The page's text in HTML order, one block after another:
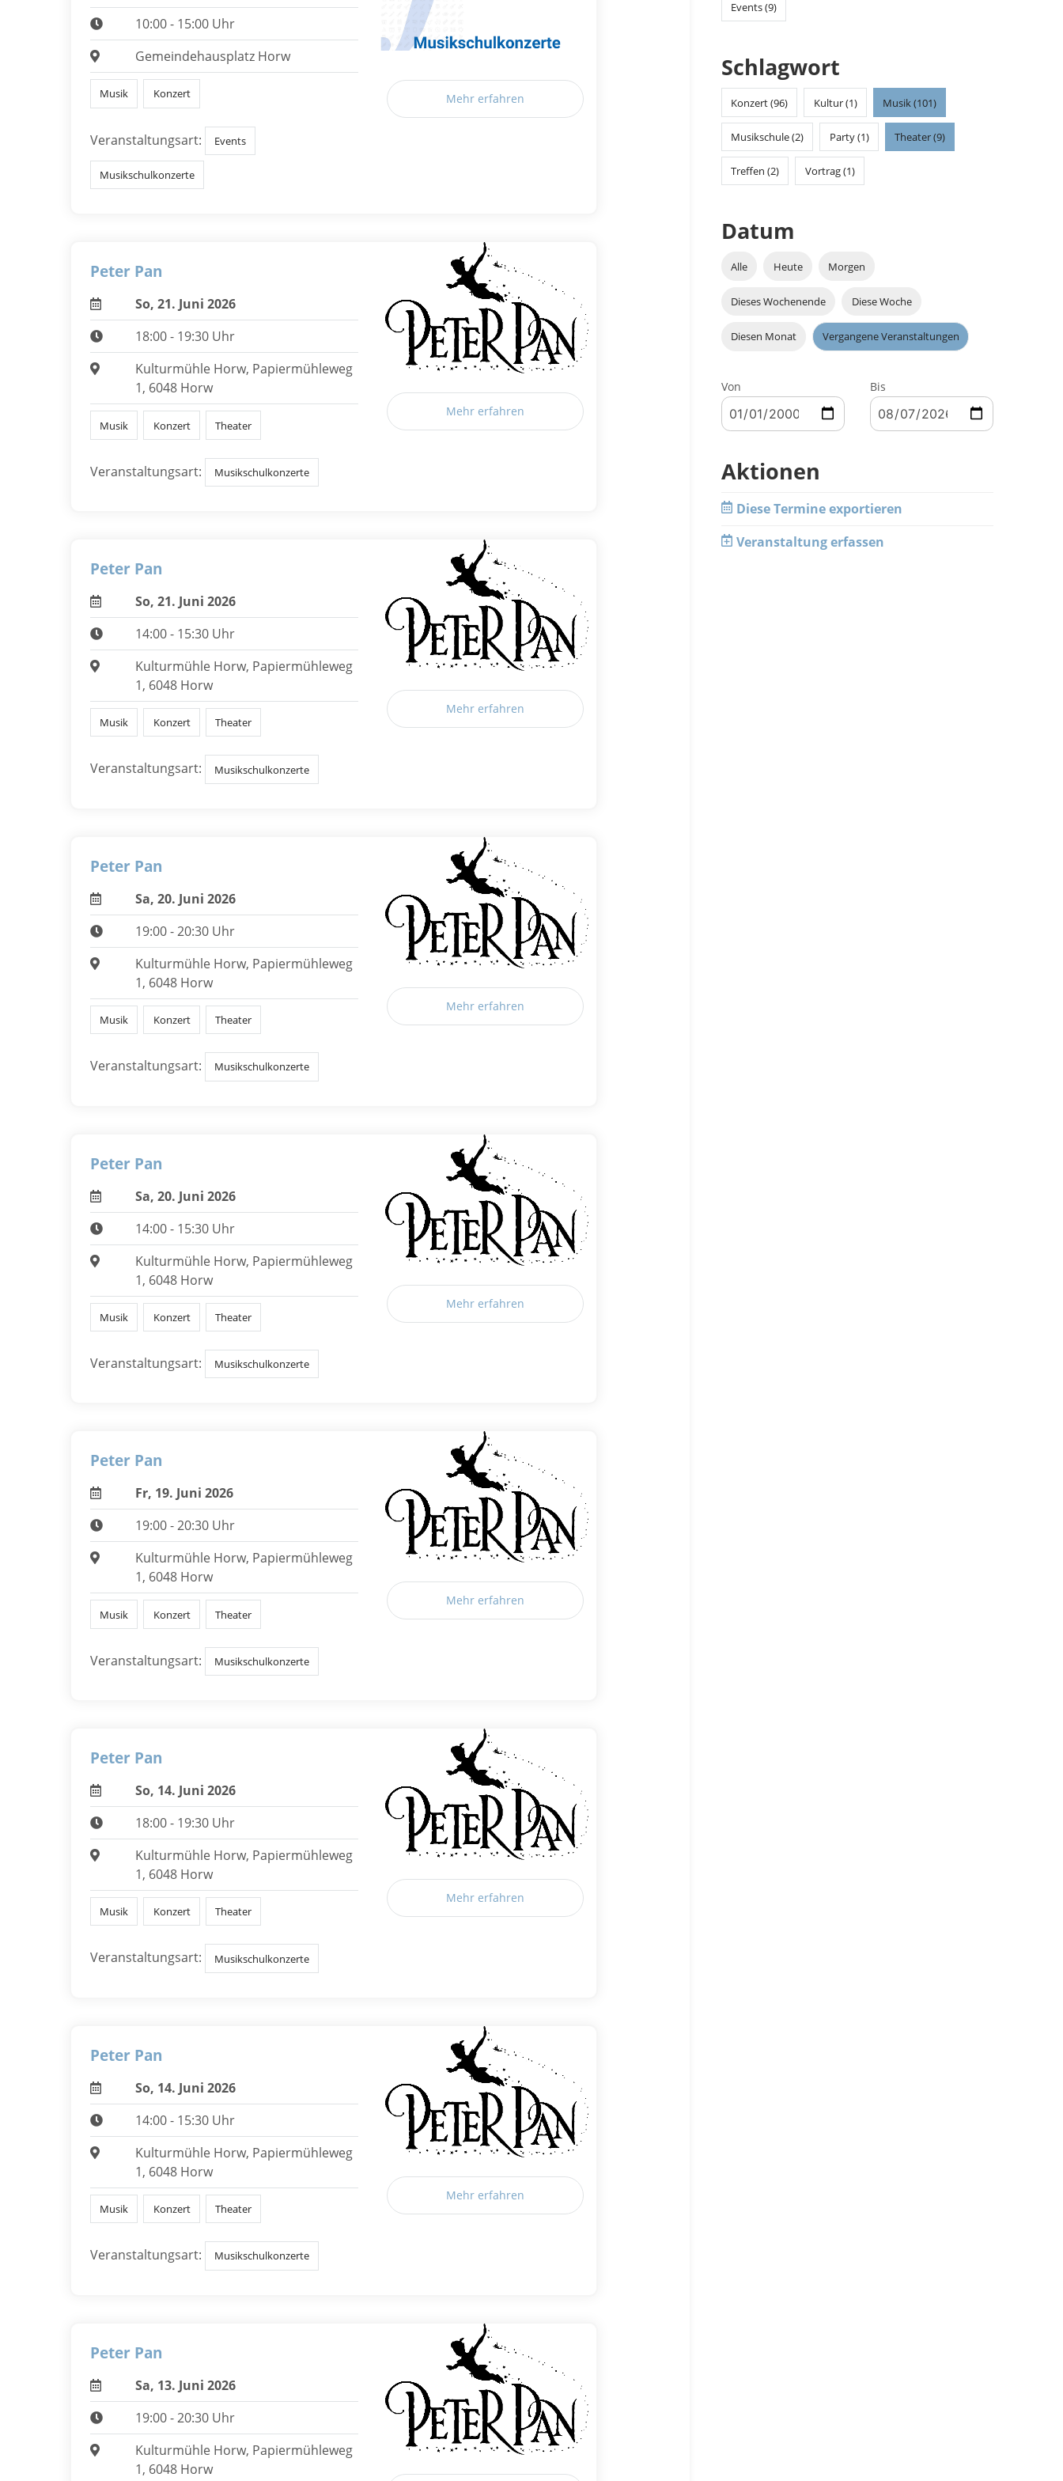
10:00 - 15:00 Uhr
Gemeindehausplatz Horw
Musik Konzert
Veranstaltungsart: Events
Musikschulkonzerte
Mehr erfahren
Peter Pan
So, 21. Juni 2026
18:00 - 19:30 Uhr
Kulturmühle Horw, Papiermühleweg
1, 6048 Horw
Musik Konzert Theater
Veranstaltungsart: Musikschulkonzerte
Mehr erfahren
Peter Pan
So, 21. Juni 2026
14:00 - 15:30 Uhr
Kulturmühle Horw, Papiermühleweg
1, 6048 Horw
Musik Konzert Theater
Veranstaltungsart: Musikschulkonzerte
Mehr erfahren
Peter Pan
Sa, 20. Juni 2026
19:00 - 20:30 Uhr
Kulturmühle Horw, Papiermühleweg
1, 6048 Horw
Musik Konzert Theater
Veranstaltungsart: Musikschulkonzerte
Mehr erfahren
Peter Pan
Sa, 20. Juni 2026
14:00 - 15:30 Uhr
Kulturmühle Horw, Papiermühleweg
1, 6048 Horw
Musik Konzert Theater
Veranstaltungsart: Musikschulkonzerte
Mehr erfahren
Peter Pan
Fr, 19. Juni 2026
19:00 - 20:30 Uhr
Kulturmühle Horw, Papiermühleweg
1, 6048 Horw
Musik Konzert Theater
Veranstaltungsart: Musikschulkonzerte
Mehr erfahren
Peter Pan
So, 14. Juni 2026
18:00 - 19:30 Uhr
Kulturmühle Horw, Papiermühleweg
1, 6048 Horw
Musik Konzert Theater
Veranstaltungsart: Musikschulkonzerte
Mehr erfahren
Peter Pan
So, 14. Juni 2026
14:00 - 15:30 Uhr
Kulturmühle Horw, Papiermühleweg
1, 6048 Horw
Musik Konzert Theater
Veranstaltungsart: Musikschulkonzerte
Mehr erfahren
Peter Pan
Sa, 13. Juni 2026
19:00 - 20:30 Uhr
Kulturmühle Horw, Papiermühleweg
1, 6048 Horw
Events (9)
Schlagwort
Konzert (96) Kultur (1) Musik (101)
Musikschule (2) Party (1) Theater (9)
Treffen (2) Vortrag (1)
Datum
Alle Heute Morgen
Dieses Wochenende Diese Woche
Diesen Monat Vergangene Veranstaltungen
Von Bis
Aktionen
Diese Termine exportieren
Veranstaltung erfassen